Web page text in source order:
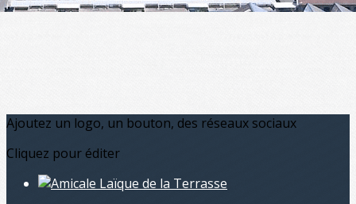
Ajoutez un logo, un bouton, des réseaux sociaux
Cliquez pour éditer